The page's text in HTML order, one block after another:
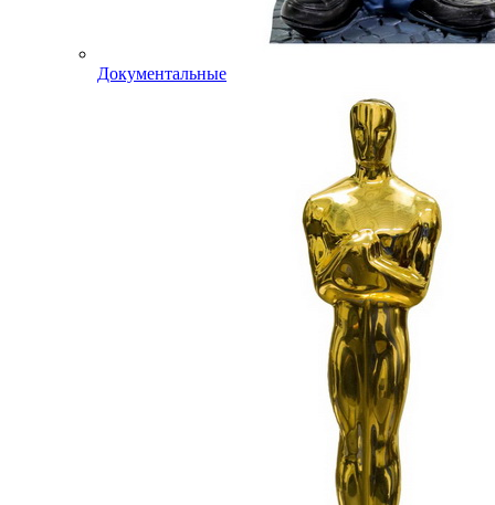
Документальные